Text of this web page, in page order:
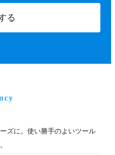
る
ズに。使い勝手のよいツール